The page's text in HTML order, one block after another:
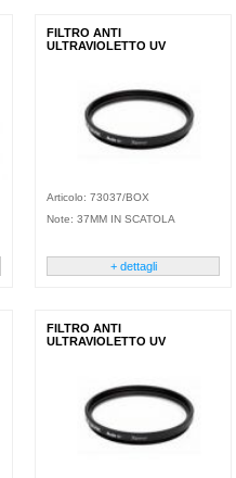
FILTRO ANTI
ULTRAVIOLETTO UV
Articolo: 73037/BOX
Note: 37MM IN SCATOLA
+ dettagli
FILTRO ANTI
ULTRAVIOLETTO UV